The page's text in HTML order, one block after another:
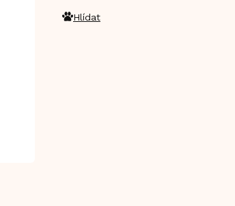
Hlídat